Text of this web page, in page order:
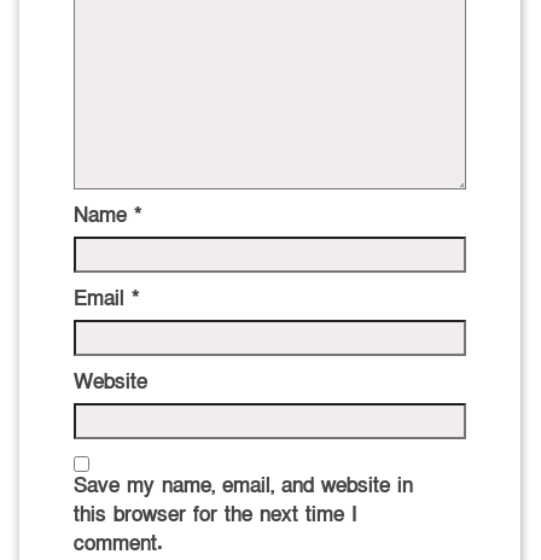
Name *
Email *
Website
Save my name, email, and website in
this browser for the next time I
comment.